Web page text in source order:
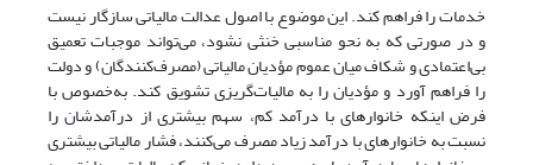
خدمات را فراهم کند. این موضوع با اصول عدالت مالیاتی سازگار نیست
و در صورتی که به نحو مناسبی خنثی نشود، می‌تواند موجبات تعمیق
بی‌اعتمادی و شکاف میان عموم مؤدیان مالیاتی (مصرف‌کنندگان) و دولت
را فراهم آورد و مؤدیان را به مالیات‌گریزی تشویق کند. به‌خصوص با
فرض اینکه خانوارهای با درآمد کم، سهم بیشتری از درآمدشان را
نسبت به خانوارهای با درآمد زیاد مصرف می‌کنند، فشار مالیاتی بیشتری